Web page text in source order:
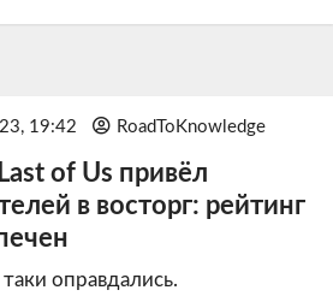
19:42 RoadToKnowledge
of Us привёл
в восторг: рейтинг
оправдались.